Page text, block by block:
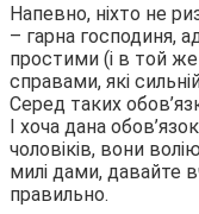
Напевно, ніхто не
– гарна господиня,
простими (і в той
справами, які
Серед таких
І хоча дана
чоловіків, вони
милі дами, давайте
правильно.